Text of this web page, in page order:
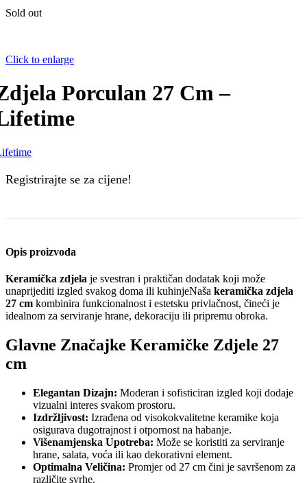
Sold out
Click to enlarge
Porculan 27 Cm –
Registrirajte se za cijene!
Opis proizvoda
Keramička zdjela je svestran i praktičan dodatak koji može
unaprijediti izgled svakog doma ili kuhinjeNaša keramička zdjela
27 cm kombinira funkcionalnost i estetsku privlačnost, čineći je
idealnom za serviranje hrane, dekoraciju ili pripremu obroka.
Glavne Značajke Keramičke Zdjele 27
cm
Elegantan Dizajn: Moderan i sofisticiran izgled koji dodaje
vizualni interes svakom prostoru.
Izdržljivost: Izrađena od visokokvalitetne keramike koja
osigurava dugotrajnost i otpornost na habanje.
Višenamjenska Upotreba: Može se koristiti za serviranje
hrane, salata, voća ili kao dekorativni element.
Optimalna Veličina: Promjer od 27 cm čini je savršenom za
različite svrhe.